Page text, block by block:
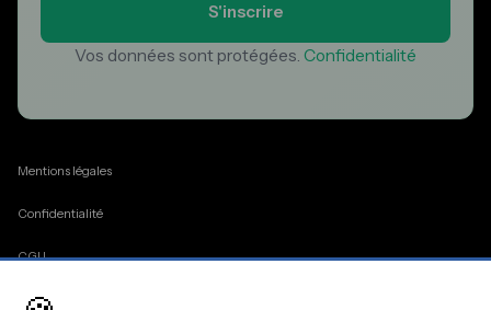
S'inscrire
Vos données sont protégées. Confidentialité
Mentions légales
Confidentialité
CGU
Cookies